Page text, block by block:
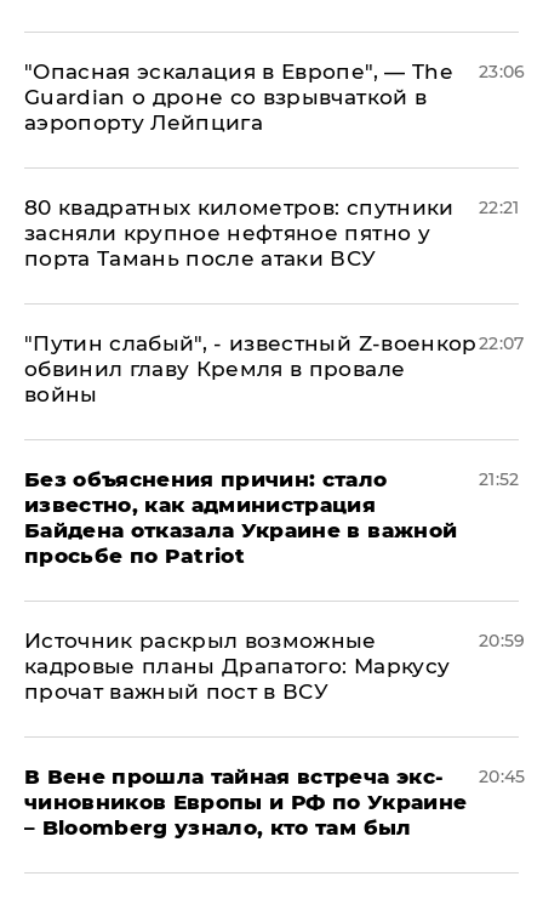
"Опасная эскалация в Европе", — The
Guardian о дроне со взрывчаткой в
аэропорту Лейпцига
23:06
80 квадратных километров: спутники
засняли крупное нефтяное пятно у
порта Тамань после атаки ВСУ
22:21
​"Путин слабый", - известный Z-военкор
обвинил главу Кремля в провале
войны
22:07
Без объяснения причин: стало
известно, как администрация
Байдена отказала Украине в важной
просьбе по Patriot
21:52
​Источник раскрыл возможные
кадровые планы Драпатого: Маркусу
прочат важный пост в ВСУ
20:59
В Вене прошла тайная встреча экс-
чиновников Европы и РФ по Украине
– Bloomberg узнало, кто там был
20:45